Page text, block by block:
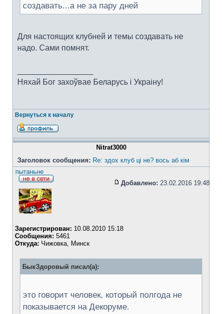
создавать...а не за пару дней
Для настоящих клубней и темы создавать не
надо. Сами помнят.
Няхай Бог захоўвае Беларусь i Украiну!
Вернуться к началу
Nitrat3000
Заголовок сообщения: Re: здох клуб ці не? вось аб кім
пытаньне
Добавлено: 23.02.2016 19:48
Зарегистрирован: 10.08.2010 15:18
Сообщения: 5461
Откуда: Чижовка, Минск
БыкЗдоровый писал(а):
это говорит человек, который полгода не
показывается на Декоруме.